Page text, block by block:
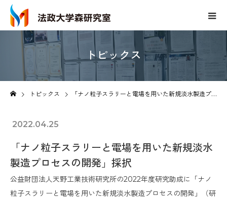
Topics
トピックス
トピックス 「ナノ粒子スラリーと電場を用いた新規淡水製造プロセスの開発」採択
2022.04.25
「ナノ粒子スラリーと電場を用いた新規淡水
製造プロセスの開発」採択
公益財団法人天野工業技術研究所の2022年度研究助成に「ナノ
粒子スラリーと電場を用いた新規淡水製造プロセスの開発」（研